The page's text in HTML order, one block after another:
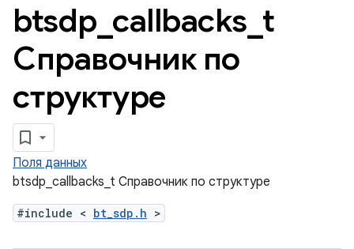
btsdp callbacks t
Справочник по
структуре
Поля данных
btsdp_callbacks_t Справочник по структуре
#include < bt_sdp.h >